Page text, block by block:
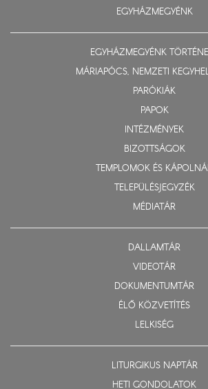
EGYHÁZMEGYÉNK
EGYHÁZMEGYÉNK
MÁRIAPÓCS, NEMZETI
PARÓKIÁK
PAPOK
INTÉZMÉNYEK
BIZOTTSÁGOK
TEMPLOMOK ÉS
TELEPÜLÉSJEGYZÉK
MÉDIATÁR
DALLAMTÁR
VIDEOTÁR
DOKUMENTUMTÁR
ÉLŐ KÖZVETÍTÉS
LELKISÉG
LITURGIKUS NAPTÁR
HETI GONDOLATOK